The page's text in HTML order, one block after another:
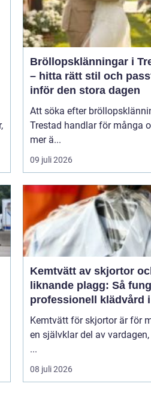
Bröllopsklänningar i
– hitta rätt stil och
inför den stora dagen
Att söka efter
Trestad handlar för många
mer ä...
09 juli 2026
Kemtvätt av skjortor
liknande plagg: Så
professionell klädvård i
praktiken
Kemtvätt för skjortor är för
en självklar del av
...
08 juli 2026